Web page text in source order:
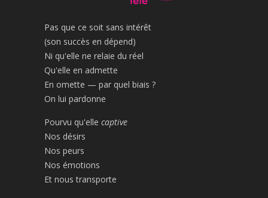
Pas que ce soit sans intérêt
(son succès en dépend)
Ni qu'elle ne relaie du réel
Qu'elle en admette
En omette — par quel biais ?
On lui pardonne
Pourvu qu'elle captive
Nos désirs
Nos peurs
Nos émotions
Et nous transporte